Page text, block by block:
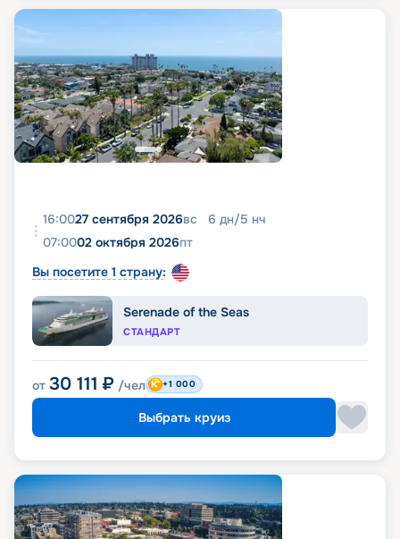
16:0027 сентября 2026вс 6 дн/5 нч
07:0002 октября 2026пт
Вы посетите 1 страну:
Serenade of the Seas
СТАНДАРТ
от 30 111 ₽ /чел +1 000
Выбрать круиз